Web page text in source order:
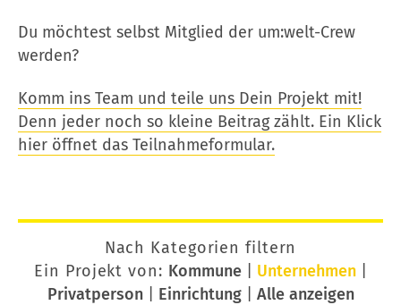
Du möchtest selbst Mitglied der um:welt-Crew
werden?
Komm ins Team und teile uns Dein Projekt mit!
Denn jeder noch so kleine Beitrag zählt. Ein Klick
hier öffnet das Teilnahmeformular.
Nach Kategorien filtern
Ein Projekt von: Kommune| Unternehmen|
Privatperson| Einrichtung| Alle anzeigen